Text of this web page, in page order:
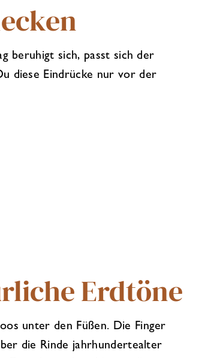
beruhigt sich, passt sich der
diese Eindrücke nur vor der
Erdtöne
unter den Füßen. Die Finger
die Rinde jahrhundertealter